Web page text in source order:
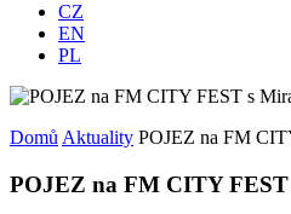
CZ
EN
PL
Domů Aktuality POJEZ na FM
POJEZ na FM CITY